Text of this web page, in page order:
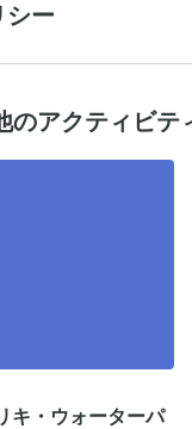
シー
のアクティビテ
キ・ウォーターパ